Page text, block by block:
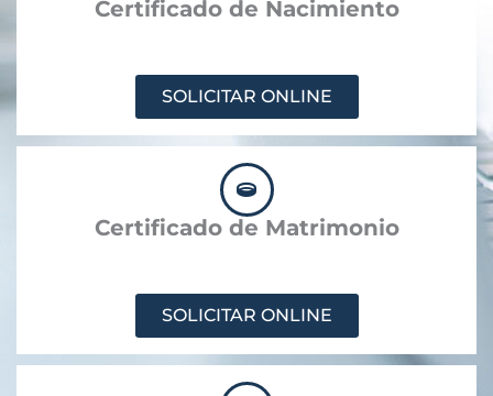
Certificado de Nacimiento
SOLICITAR ONLINE
Certificado de Matrimonio
SOLICITAR ONLINE